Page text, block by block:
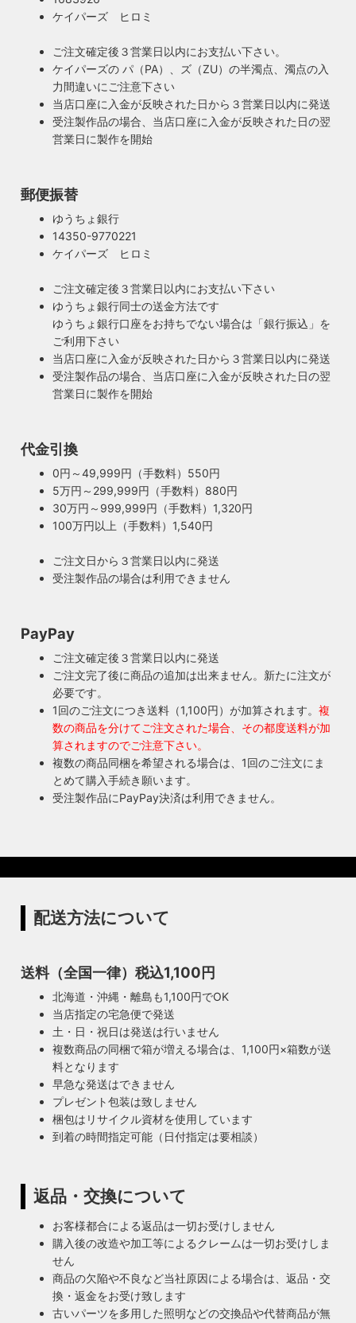
計がダサいとイマイチ決まらない。住宅や店舗も同じく照明
がダサいだけでせっかくの良い建築やインテリアも台無しで
のインテリアや工業製品の重厚感やゴージャスさ。それでい
て飽きの来ない無垢さや素朴さを追求したヴィンテージスタ
イルでの提案にこだわっています。
◆もっと詳しく見る
もしもの時も安心・製作担当者が修理を行いま
ご購入頂いた照明がもしも故障した場合は、すぐに当店にご
連絡ください！ハンドメイド照明やアンティーク照明は修理
人が責任をもって修理にあたります。造ったりカスタムした
本人だからこそ分かる不具合を見逃しません。
の古い照明も安心してお使い頂けます。当店は製造事業者と
して近畿経済産業局へ特定電気用品以外の電気用品の製造事
100年近く前のソケットも復活・特殊な絶縁体
ト。何十年、時には100年近く前のソケットシェルを使うこ
ともあります。ところが100年近く前のソケットに使われて
いたインシュレーター（絶縁体）はご覧の通り炭化してボロ
ボロに。当店では専門機関に依頼し、特殊カーボンを使いオ
リジナルのインシュレーターを製造しました。これで100年
近く前のソケットも安心してお使い頂けます。
ケイパーズ ヒロミ
ご注文確定後３営業日以内にお支払い下さい。
ケイパーズの パ（PA）、ズ（ZU）の半濁点、濁点の入
力間違いにご注意下さい
当店口座に入金が反映された日から３営業日以内に発送
受注製作品の場合、当店口座に入金が反映された日の翌
営業日に製作を開始
郵便振替
ゆうちょ銀行
14350-9770221
ケイパーズ ヒロミ
ご注文確定後３営業日以内にお支払い下さい
ゆうちょ銀行同士の送金方法です
ゆうちょ銀行口座をお持ちでない場合は「銀行振込」を
ご利用下さい
当店口座に入金が反映された日から３営業日以内に発送
受注製作品の場合、当店口座に入金が反映された日の翌
営業日に製作を開始
代金引換
0円～49,999円（手数料）550円
5万円～299,999円（手数料）880円
30万円～999,999円（手数料）1,320円
100万円以上（手数料）1,540円
ご注文日から３営業日以内に発送
受注製作品の場合は利用できません
PayPay
ご注文確定後３営業日以内に発送
ご注文完了後に商品の追加は出来ません。新たに注文が
必要です。
1回のご注文につき送料（1,100円）が加算されます。 複
数の商品を分けてご注文された場合、その都度送料が加
算されますのでご注意下さい。
複数の商品同梱を希望される場合は、1回のご注文にま
とめて購入手続き願います。
受注製作品にPayPay決済は利用できません。
配送方法について
送料（全国一律）税込1,100円
北海道・沖縄・離島も1,100円でOK
当店指定の宅急便で発送
土・日・祝日は発送は行いません
複数商品の同梱で箱が増える場合は、1,100円×箱数が送
料となります
早急な発送はできません
プレゼント包装は致しません
梱包はリサイクル資材を使用しています
到着の時間指定可能（日付指定は要相談）
返品・交換について
お客様都合による返品は一切お受けしません
購入後の改造や加工等によるクレームは一切お受けしま
せん
商品の欠陥や不良など当社原因による場合は、返品・交
換・返金をお受け致します
古いパーツを多用した照明などの交換品や代替商品が無